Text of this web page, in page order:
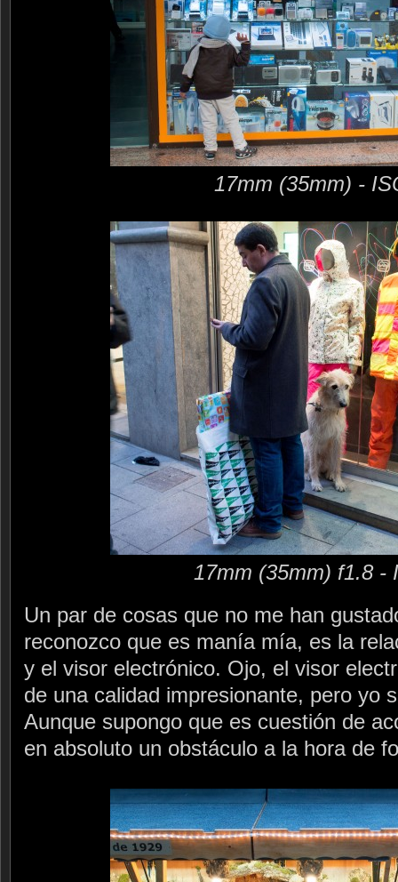
17mm (35mm) -
17mm (35mm) f1.8 -
Un par de cosas que no me han
reconozco que es manía mía, es la
y el visor electrónico. Ojo, el visor
de una calidad impresionante, pero yo
Aunque supongo que es cuestión de
en absoluto un obstáculo a la hora de